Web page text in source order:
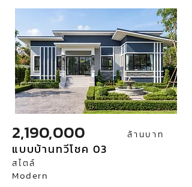
2,190,000 ล้านบาท
แบบบ้านทวีโชค 03
สไตล์
Modern